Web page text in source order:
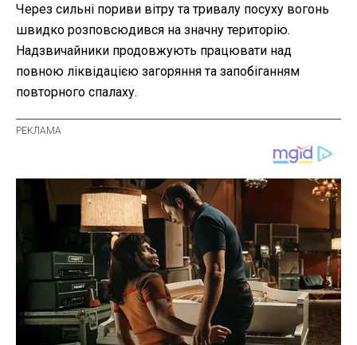
Через сильні пориви вітру та тривалу посуху вогонь
швидко розповсюдився на значну територію.
Надзвичайники продовжують працювати над
повною ліквідацією загоряння та запобіганням
повторного спалаху.